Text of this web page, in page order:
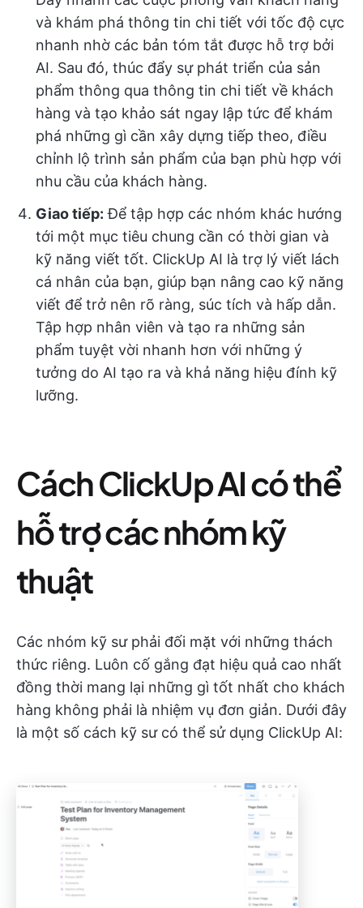
và khám phá thông tin chi tiết với tốc độ cực
nhanh nhờ các bản tóm tắt được hỗ trợ bởi
AI. Sau đó, thúc đẩy sự phát triển của sản
phẩm thông qua thông tin chi tiết về khách
hàng và tạo khảo sát ngay lập tức để khám
phá những gì cần xây dựng tiếp theo, điều
chỉnh lộ trình sản phẩm của bạn phù hợp với
nhu cầu của khách hàng.
Giao tiếp: Để tập hợp các nhóm khác hướng
tới một mục tiêu chung cần có thời gian và
kỹ năng viết tốt. ClickUp AI là trợ lý viết lách
cá nhân của bạn, giúp bạn nâng cao kỹ năng
viết để trở nên rõ ràng, súc tích và hấp dẫn.
Tập hợp nhân viên và tạo ra những sản
phẩm tuyệt vời nhanh hơn với những ý
tưởng do AI tạo ra và khả năng hiệu đính kỹ
lưỡng.
Cách ClickUp AI có thể
hỗ trợ các nhóm kỹ
thuật
Các nhóm kỹ sư phải đối mặt với những thách
thức riêng. Luôn cố gắng đạt hiệu quả cao nhất
đồng thời mang lại những gì tốt nhất cho khách
hàng không phải là nhiệm vụ đơn giản. Dưới đây
là một số cách kỹ sư có thể sử dụng ClickUp AI: